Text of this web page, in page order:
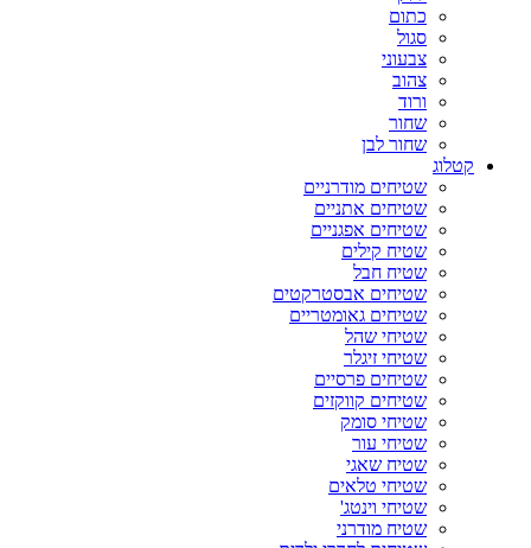
כתום
סגול
צבעוני
צהוב
ורוד
שחור
שחור לבן
קטלוג
שטיחים מודרניים
שטיחים אתניים
שטיחים אפגניים
שטיח קילים
שטיח חבל
שטיחים אבסטרקטים
שטיחים גאומטריים
שטיחי שהל
שטיחי זיגלר
שטיחים פרסיים
שטיחים קווקזים
שטיחי סומק
שטיחי עור
שטיח שאגי
שטיחי טלאים
שטיחי וינטג'
שטיח מודרני